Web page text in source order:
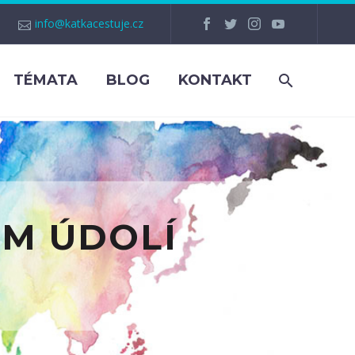
info@katkacestuje.cz
TÉMATA BLOG KONTAKT
ÚDOLÍ